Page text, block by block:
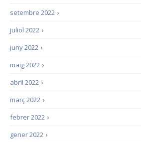
›
setembre 2022
›
juliol 2022
›
juny 2022
›
maig 2022
›
abril 2022
›
març 2022
›
febrer 2022
›
gener 2022